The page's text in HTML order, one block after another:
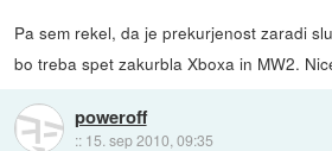
Pa sem rekel, da je prekurjenost zaradi
bo treba spet zakurbla Xboxa in MW2.
poweroff
:: 15. sep 2010, 09:35